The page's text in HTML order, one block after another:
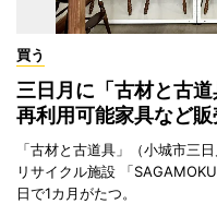
買う
三日月に「古材と古
再利用可能家具など販
「古材と古道具」（小城市三
リサイクル施設 「
日で1カ月がたつ。